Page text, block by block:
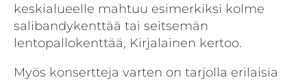
keskialueelle mahtuu esimerkiksi kolme
salibandykenttää tai seitsemän
lentopallokenttää, Kirjalainen kertoo.
Myös konsertteja varten on tarjolla erilaisia